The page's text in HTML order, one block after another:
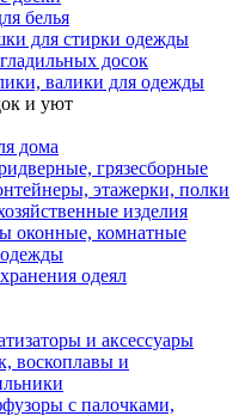
белья
для стирки одежды
досок
валики для одежды
и уют
дома
грязесборные
этажерки, полки
изделия
оконные, комнатные
одеял
и аксессуары
воскоплавы и
с палочками,